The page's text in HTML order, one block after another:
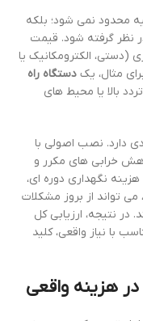
محدود نمی شود؛ بلکه
نظر گرفته شود. قیمت
(دستی، الکترومکانیک یا
مثال، یک دستگاه راه
بالا یا محیط های
دارد. نصب اصولی با
خرابی های مکرر و
نگهداری دوره ای،
تواند از بروز مشکلات
در نتیجه، ارزیابی کل
با نیاز واقعی، کلید
هزینه واقعی